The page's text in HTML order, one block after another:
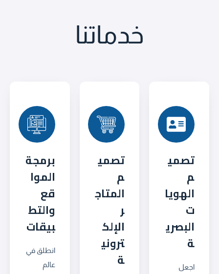
خدماتنا
تصمي
م
الهويا
ت
البصري
ة
اجعل
تصمي
م
المتاج
ر
الإلك
تروني
ة
برمجة
الموا
قع
والتط
بيقات
انطلق في
عالم